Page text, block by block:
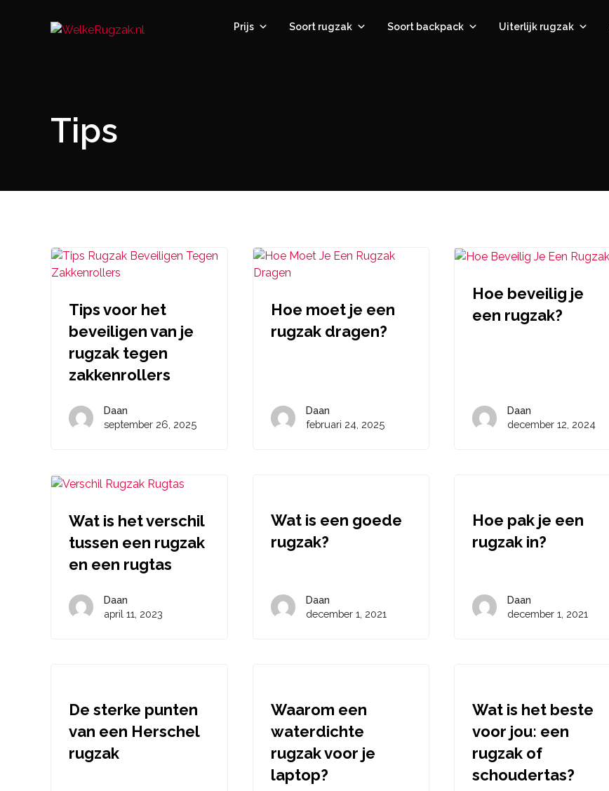
Prijs Soort rugzak Soort backpack Uiterlijk rugzak
Tips
Tips voor het
beveiligen van je
rugzak tegen
zakkenrollers
Daan
september 26, 2025
Hoe moet je een
rugzak dragen?
Daan
februari 24, 2025
Hoe beveilig je
een rugzak?
Daan
december 12, 2024
Wat is het verschil
tussen een rugzak
en een rugtas
Daan
april 11, 2023
Wat is een goede
rugzak?
Daan
december 1, 2021
Hoe pak je een
rugzak in?
Daan
december 1, 2021
De sterke punten
van een Herschel
rugzak
Waarom een
waterdichte
rugzak voor je
laptop?
Wat is het beste
voor jou: een
rugzak of
schoudertas?